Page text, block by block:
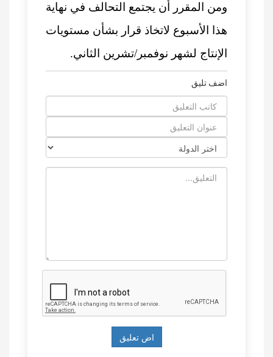
ومن المقرر أن يجتمع التحالف في نهاية
هذا الأسبوع لاتخاذ قرار بشأن مستويات
الإنتاج لشهر نوفمبر/تشرين الثاني.
اضف تليق